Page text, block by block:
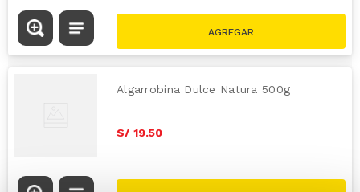
Algarrobina Dulce Natura 500g
S/ 19.50